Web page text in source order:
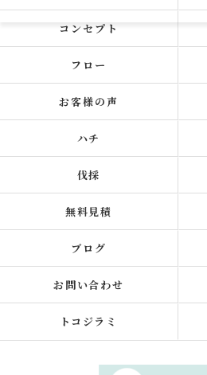
コンセプト
フロー
お客様の声
ハチ
伐採
無料見積
ブログ
お問い合わせ
トコジラミ